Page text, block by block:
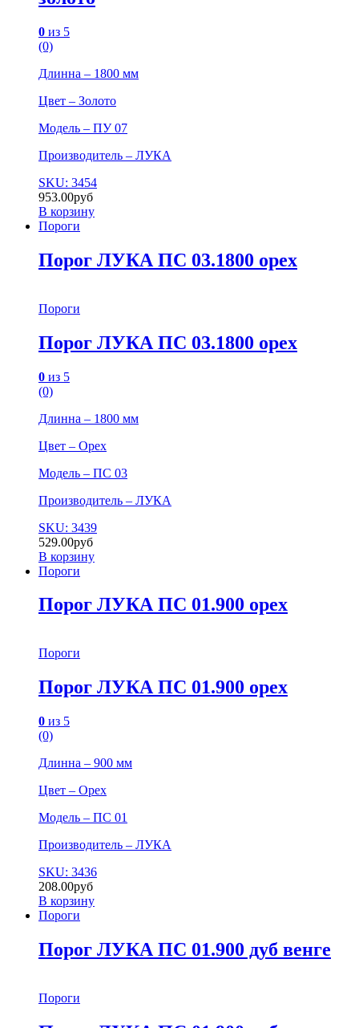
0 из 5
(0)
Длинна – 1800 мм
Цвет – Золото
Модель – ПУ 07
Производитель – ЛУКА
SKU: 3454
953.00руб
В корзину
Пороги
Порог ЛУКА ПС 03.1800 орех
Пороги
Порог ЛУКА ПС 03.1800 орех
0 из 5
(0)
Длинна – 1800 мм
Цвет – Орех
Модель – ПС 03
Производитель – ЛУКА
SKU: 3439
529.00руб
В корзину
Пороги
Порог ЛУКА ПС 01.900 орех
Пороги
Порог ЛУКА ПС 01.900 орех
0 из 5
(0)
Длинна – 900 мм
Цвет – Орех
Модель – ПС 01
Производитель – ЛУКА
SKU: 3436
208.00руб
В корзину
Пороги
Порог ЛУКА ПС 01.900 дуб венге
Пороги